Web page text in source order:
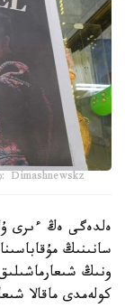
Dimashnewskz
سانىنىڭ
ونىڭ
كولەمدى ماقالا